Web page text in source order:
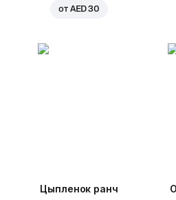
от AED 30
Цыпленок ранч